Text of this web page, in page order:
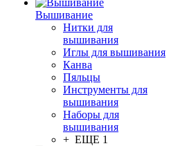
Вышивание
Нитки для
вышивания
Иглы для вышивания
Канва
Пяльцы
Инструменты для
вышивания
Наборы для
вышивания
+ ЕЩЕ 1